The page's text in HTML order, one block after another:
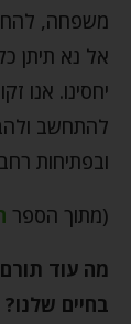
משפחה,
אל נא תיתן
יחסינו. אנו
להתחשב
ובפתיחות
(מתוך הספר
מה עוד תורם
בחיים